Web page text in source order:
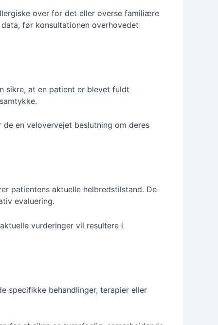
over for det eller overse familiære
før konsultationen overhovedet
sikre, at en patient er blevet fuldt
en velovervejet beslutning om deres
patientens aktuelle helbredstilstand. De
evaluering.
vurderinger vil resultere i
specifikke behandlinger, terapier eller